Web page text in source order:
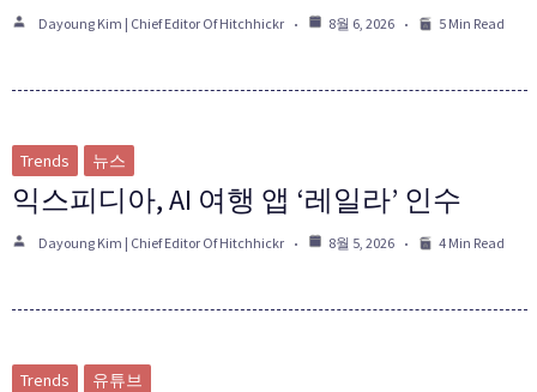
Dayoung Kim | Chief Editor Of Hitchhickr 8월 6, 2026 5 Min Read
Trends 뉴스
익스피디아, AI 여행 앱 ‘레일라’ 인수
Dayoung Kim | Chief Editor Of Hitchhickr 8월 5, 2026 4 Min Read
Trends 유튜브